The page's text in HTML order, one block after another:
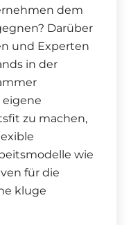
dem
Darüber
und Experten
in der
eigene
zu machen,
wie
für die
kluge